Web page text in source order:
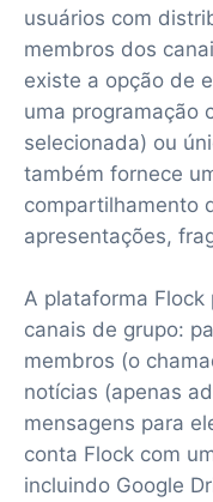
usuários com
membros dos
existe a opção de
uma programação
selecionada) ou
também fornece
compartilhamento
apresentações,
A plataforma
canais de grupo:
membros (o
notícias (apenas
mensagens para
conta Flock com
incluindo Google